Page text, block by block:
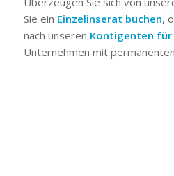
Sie ein Einzelinserat buchen,
nach unseren Kontigenten
Unternehmen mit